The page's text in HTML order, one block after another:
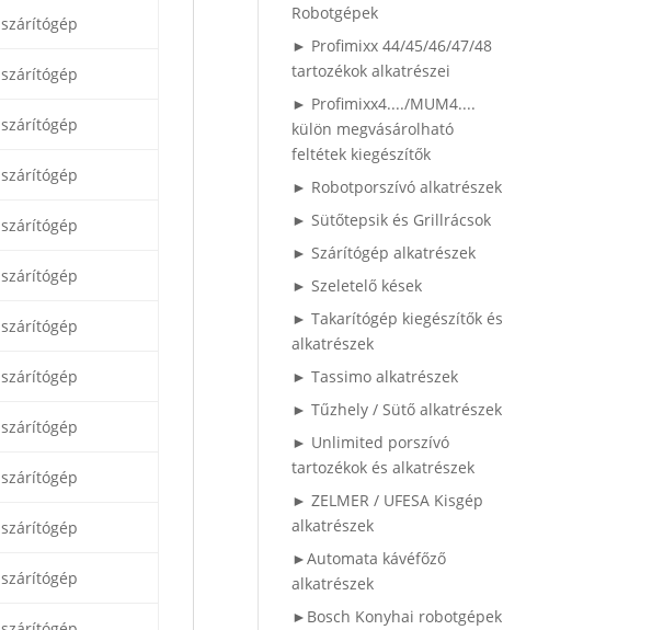
szárítógép
szárítógép
szárítógép
szárítógép
szárítógép
szárítógép
szárítógép
szárítógép
szárítógép
szárítógép
szárítógép
szárítógép
Robotgépek
► Profimixx 44/45/46/47/48
tartozékok alkatrészei
► Profimixx4..../MUM4....
külön megvásárolható
feltétek kiegészítők
► Robotporszívó alkatrészek
► Sütőtepsik és Grillrácsok
► Szárítógép alkatrészek
► Szeletelő kések
► Takarítógép kiegészítők és
alkatrészek
► Tassimo alkatrészek
► Tűzhely / Sütő alkatrészek
► Unlimited porszívó
tartozékok és alkatrészek
► ZELMER / UFESA Kisgép
alkatrészek
►Automata kávéfőző
alkatrészek
►Bosch Konyhai robotgépek